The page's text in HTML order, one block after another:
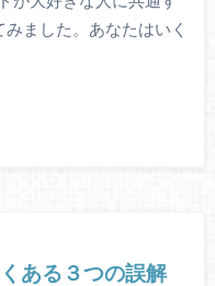
ました。あなたはいく
ある３つの誤解